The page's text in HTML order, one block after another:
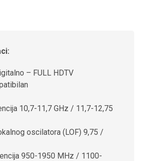
– FULL HDTV
10,7-11,7 GHz / 11,7-12,75
oscilatora (LOF) 9,75 /
950-1950 MHz / 1100-